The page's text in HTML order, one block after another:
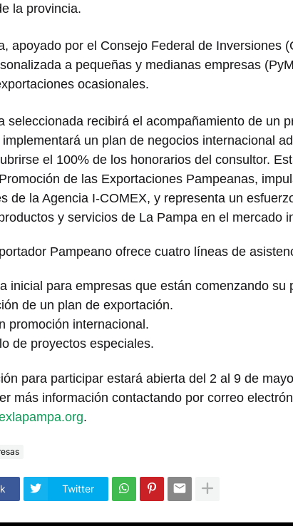
la provincia.
apoyado por el Consejo Federal de Inversiones
a pequeñas y medianas empresas
ocasionales.
seleccionada recibirá el acompañamiento de un
un plan de negocios internacional
el 100% de los honorarios del consultor.
de las Exportaciones Pampeanas,
de la Agencia I-COMEX, y representa un
y servicios de La Pampa en el mercado
Pampeano ofrece cuatro líneas de
inicial para empresas que están comenzando su
de un plan de exportación.
promoción internacional.
de proyectos especiales.
para participar estará abierta del 2 al 9 de
más información contactando por correo
.
Twitter